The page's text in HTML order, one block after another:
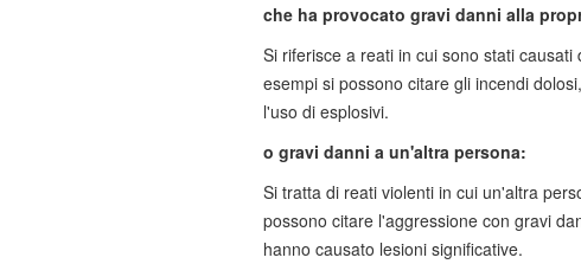
che ha provocato gravi danni alla
Si riferisce a reati in cui sono stati
esempi si possono citare gli incendi
l'uso di esplosivi.
o gravi danni a un'altra persona:
Si tratta di reati violenti in cui un'altra
possono citare l'aggressione con gravi
hanno causato lesioni significative.